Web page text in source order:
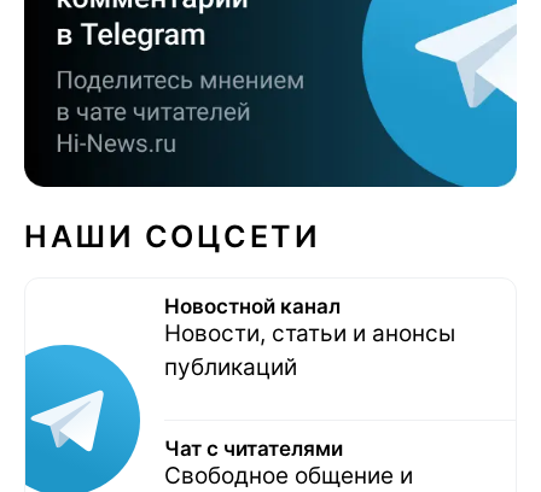
НАШИ СОЦСЕТИ
Новостной канал
Новости, статьи и анонсы
публикаций
Чат с читателями
Свободное общение и